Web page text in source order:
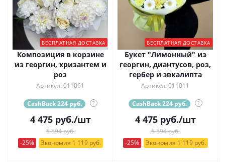
БЕСПЛАТНАЯ ДОСТАВКА
Композиция в корзине
из георгин, хризантем и
роз
Артикул: 011061
CashBack 224 руб. ?
4 475руб./шт
5 594 руб.
-25%
Экономия 1 119 руб.
БЕСПЛАТНАЯ ДОСТАВКА
Букет "Лимонный" из
георгин, диантусов, роз,
гербер и эвкалипта
Артикул: 011011
CashBack 224 руб. ?
4 475руб./шт
5 594 руб.
-25%
Экономия 1 119 руб.